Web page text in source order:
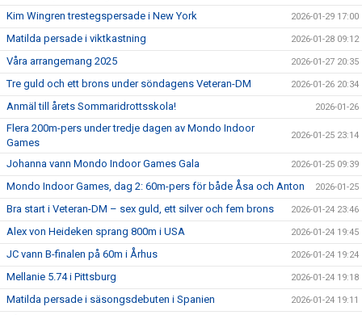
Kim Wingren trestegspersade i New York 2026-01-29 17:00
Matilda persade i viktkastning 2026-01-28 09:12
Våra arrangemang 2025 2026-01-27 20:35
Tre guld och ett brons under söndagens Veteran-DM 2026-01-26 20:34
Anmäl till årets Sommaridrottsskola! 2026-01-26
Flera 200m-pers under tredje dagen av Mondo Indoor
Games
2026-01-25 23:14
Johanna vann Mondo Indoor Games Gala 2026-01-25 09:39
Mondo Indoor Games, dag 2: 60m-pers för både Åsa och Anton 2026-01-25
Bra start i Veteran-DM – sex guld, ett silver och fem brons 2026-01-24 23:46
Alex von Heideken sprang 800m i USA 2026-01-24 19:45
JC vann B-finalen på 60m i Århus 2026-01-24 19:24
Mellanie 5.74 i Pittsburg 2026-01-24 19:18
Matilda persade i säsongsdebuten i Spanien 2026-01-24 19:11